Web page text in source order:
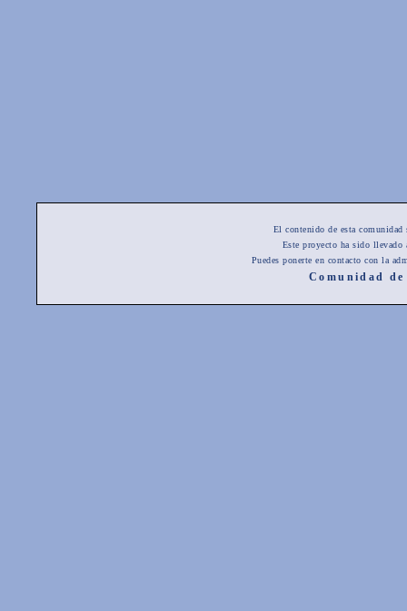
El contenido de esta
Este proyecto ha sido
Puedes ponerte en contacto con la
Comunidad